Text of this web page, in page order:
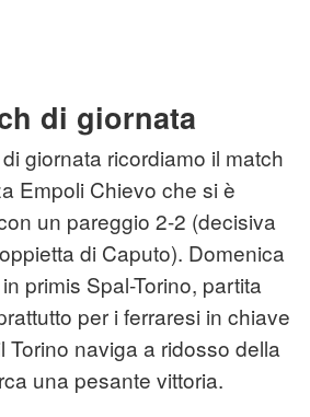
di giornata
giornata ricordiamo il match
Empoli Chievo che si è
un pareggio 2-2 (decisiva
di Caputo). Domenica
primis Spal-Torino, partita
per i ferraresi in chiave
Torino naviga a ridosso della
una pesante vittoria.